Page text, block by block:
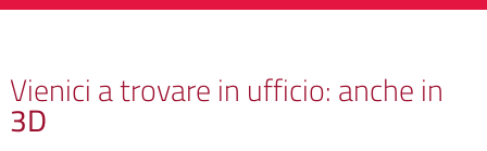
Vienici a trovare in ufficio: anche in
3D